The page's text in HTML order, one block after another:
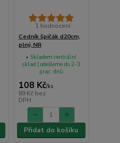
1 hodnocení
Cedník špičák d20cm,
plný, NR
108 Kč/ks
89 Kč bez
DPH
• Skladem centrální
sklad | odešleme do 2-3
prac. dnů
Přidat do košíku